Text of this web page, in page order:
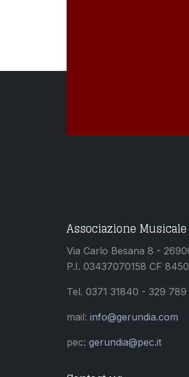
Associazione
Via Carlo Besana 8 -
P.I. 03437070158 CF
Tel. 0371 31840 - 329
mail: info@gerundia.com
pec: gerundia@pec.it